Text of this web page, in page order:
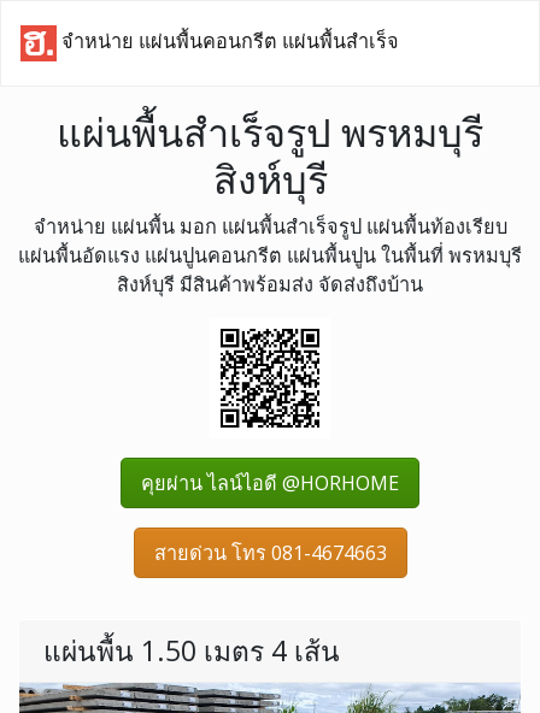
จำหน่าย แผ่นพื้นคอนกรีต แผ่นพื้นสำเร็จ
แผ่นพื้นสำเร็จรูป พรหมบุรี
สิงห์บุรี
จำหน่าย แผ่นพื้น มอก แผ่นพื้นสำเร็จรูป แผ่นพื้นท้องเรียบ
แผ่นพื้นอัดแรง แผ่นปูนคอนกรีต แผ่นพื้นปูน ในพื้นที่ พรหมบุรี
สิงห์บุรี มีสินค้าพร้อมส่ง จัดส่งถึงบ้าน
คุยผ่าน ไลน์ไอดี @HORHOME
สายด่วน โทร 081-4674663
แผ่นพื้น 1.50 เมตร 4 เส้น